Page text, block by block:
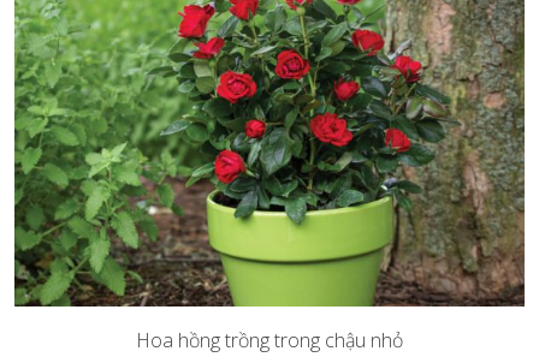
Hoa hồng trồng trong chậu nhỏ